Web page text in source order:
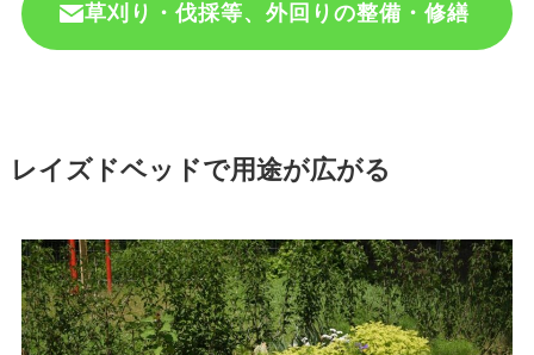
草刈り・伐採等、外回りの整備・修繕
レイズドベッドで用途が広がる